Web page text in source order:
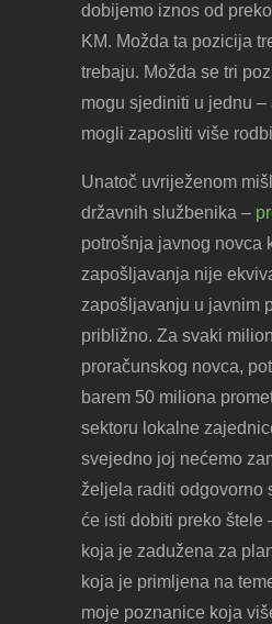
dobijemo iznos od
KM. Možda ta pozicija
trebaju. Možda se tri
mogu sjediniti u jednu –
mogli zaposliti više
Unatoč uvriježenom
državnih službenika –
potrošnja javnog novca
zapošljavanja nije
zapošljavanju u javnim
približno. Za svaki
proračunskog novca,
barem 50 miliona
sektoru lokalne
svejedno joj nećemo
željela raditi odgovorno
će isti dobiti preko štele
koja je zadužena za
koja je primljena na
moje poznanice koja